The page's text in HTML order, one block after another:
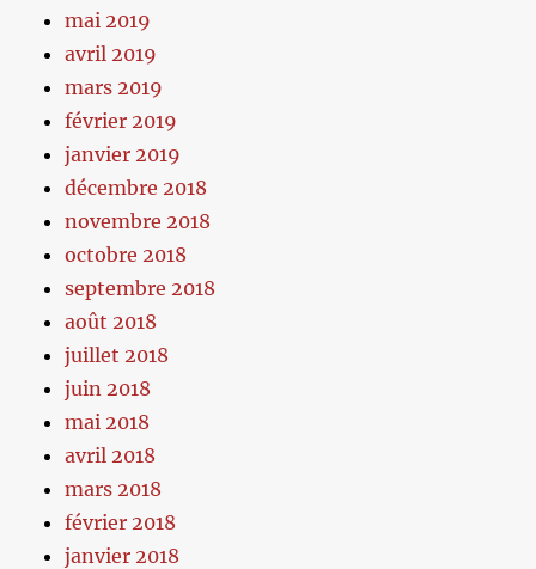
mai 2019
avril 2019
mars 2019
février 2019
janvier 2019
décembre 2018
novembre 2018
octobre 2018
septembre 2018
août 2018
juillet 2018
juin 2018
mai 2018
avril 2018
mars 2018
février 2018
janvier 2018